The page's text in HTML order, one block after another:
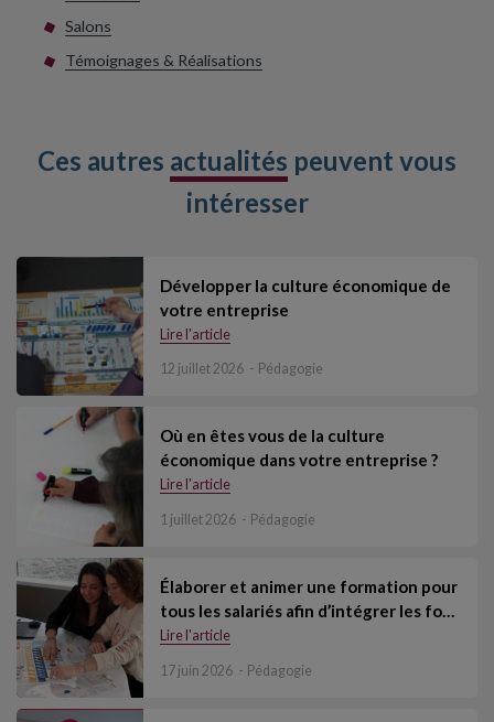
Salons
Témoignages & Réalisations
Ces autres actualités peuvent vous
intéresser
Développer la culture économique de
votre entreprise
Lire l'article
12 juillet 2026 Pédagogie
Où en êtes vous de la culture
économique dans votre entreprise ?
Lire l'article
1 juillet 2026 Pédagogie
Élaborer et animer une formation pour
tous les salariés afin d’intégrer les fo…
Lire l'article
17 juin 2026 Pédagogie